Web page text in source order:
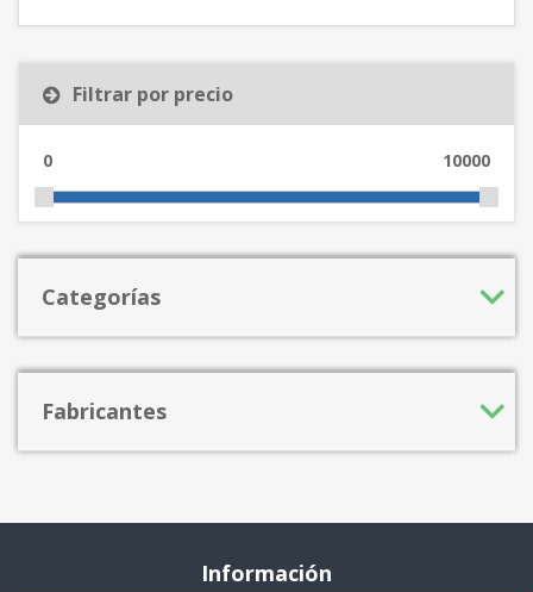
Filtrar por precio
0 10000
Categorías
Fabricantes
Información